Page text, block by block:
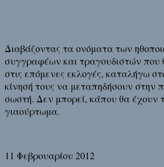
Διαβάζοντας τα ονόματα των
συγγραφέων και τραγουδιστών που
στις επόμενες εκλογές, καταλήγω
κίνησή τους να μεταπηδήσουν στην
σωστή. Δεν μπορεί, κάπου θα έχουν
γιαούρτωμα.
11 Φεβρουαρίου 2012